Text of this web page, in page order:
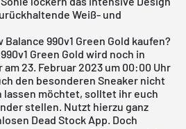
Weiß- und
990v1 Green Gold kaufen?
Green Gold wird noch in
23. Februar 2023 um 00:00 Uhr
den besonderen Sneaker nicht
lassen möchtet, solltet ihr euch
stellen. Nutzt hierzu ganz
Dead Stock App. Doch